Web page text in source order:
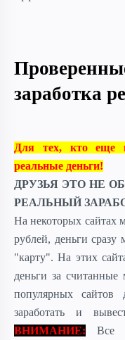
заработка
Для тех, кто еще
реальные деньги!
ДРУЗЬЯ ЭТО НЕ
РЕАЛЬНЫЙ
На некоторых сайтах
рублей, деньги
"карту". На этих
деньги за
популярных сайтов
заработать и
ВНИМАНИЕ: Все